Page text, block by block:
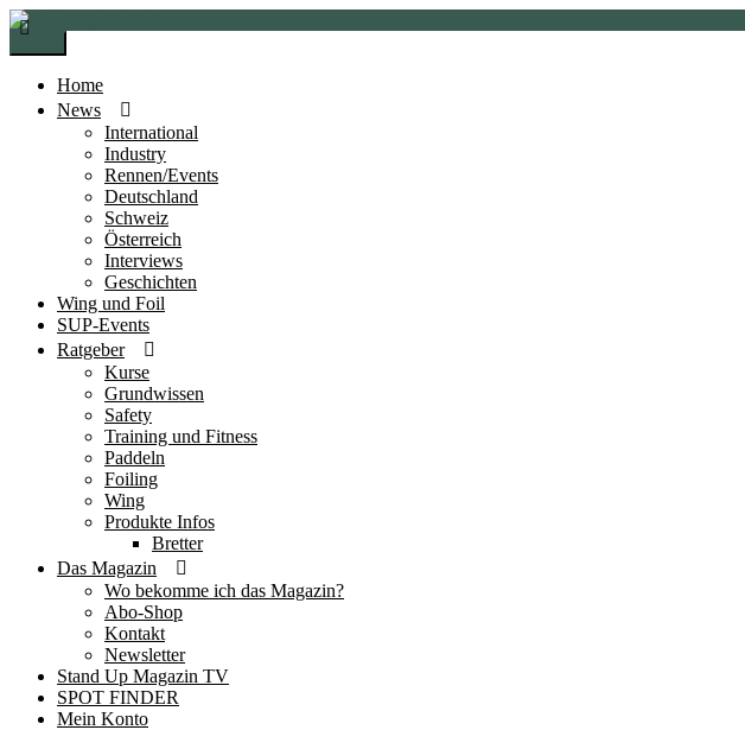
Zur
Navigation
springen
Zum
Inhalt
springen
Home
News
International
Industry
Rennen/Events
Deutschland
Schweiz
Österreich
Interviews
Geschichten
Wing und Foil
SUP-Events
Ratgeber
Kurse
Grundwissen
Safety
Training und Fitness
Paddeln
Foiling
Wing
Produkte Infos
Bretter
Das Magazin
Wo bekomme ich das Magazin?
Abo-Shop
Kontakt
Newsletter
Stand Up Magazin TV
SPOT FINDER
Mein Konto